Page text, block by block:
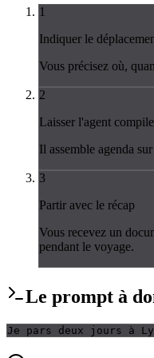
1
Indiquer le
Vous précisez où,
2
Laisser l'agent
Il assemble agenda
3
Partir avec le récap
Vous recevez un
pendant le voyage.
Le prompt à
Je pars deux jours à